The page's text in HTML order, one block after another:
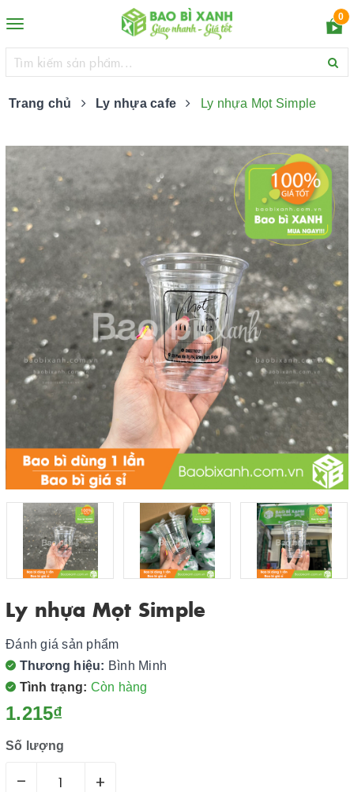
Toggle
navigation
0
Trang chủ Ly nhựa cafe Ly nhựa Mọt Simple
Ly nhựa Mọt Simple
Đánh giá sản phẩm
Thương hiệu: Bình Minh
Tình trạng: Còn hàng
1.215₫
Số lượng
– +